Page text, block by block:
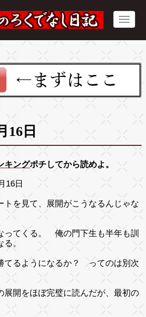
16日
キングポチしてから読めよ。
日
トを見て、展開がこうなるんじゃな
ってくる。 俺の門下生も半年も訓
。
るようになるか？ ってのは別次
展開をほぼ完璧に読んだが、最初の